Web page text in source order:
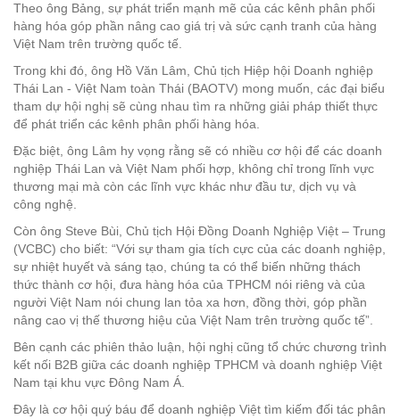
Theo ông Bảng, sự phát triển mạnh mẽ của các kênh phân phối
hàng hóa góp phần nâng cao giá trị và sức cạnh tranh của hàng
Việt Nam trên trường quốc tế.
Trong khi đó, ông Hồ Văn Lâm, Chủ tịch Hiệp hội Doanh nghiệp
Thái Lan - Việt Nam toàn Thái (BAOTV) mong muốn, các đại biểu
tham dự hội nghị sẽ cùng nhau tìm ra những giải pháp thiết thực
để phát triển các kênh phân phối hàng hóa.
Đặc biệt, ông Lâm hy vọng rằng sẽ có nhiều cơ hội để các doanh
nghiệp Thái Lan và Việt Nam phối hợp, không chỉ trong lĩnh vực
thương mại mà còn các lĩnh vực khác như đầu tư, dịch vụ và
công nghệ.
Còn ông Steve Bùi, Chủ tịch Hội Đồng Doanh Nghiệp Việt – Trung
(VCBC) cho biết: “Với sự tham gia tích cực của các doanh nghiệp,
sự nhiệt huyết và sáng tạo, chúng ta có thể biến những thách
thức thành cơ hội, đưa hàng hóa của TPHCM nói riêng và của
người Việt Nam nói chung lan tỏa xa hơn, đồng thời, góp phần
nâng cao vị thế thương hiệu của Việt Nam trên trường quốc tế”.
Bên cạnh các phiên thảo luận, hội nghị cũng tổ chức chương trình
kết nối B2B giữa các doanh nghiệp TPHCM và doanh nghiệp Việt
Nam tại khu vực Đông Nam Á.
Đây là cơ hội quý báu để doanh nghiệp Việt tìm kiếm đối tác phân